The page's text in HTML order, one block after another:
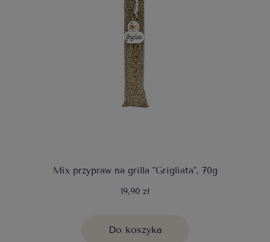
Mix przypraw na grilla "Grigliata", 70g
19,90 zł
Do koszyka